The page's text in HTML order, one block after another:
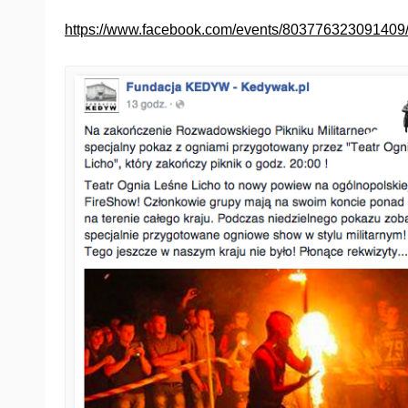
https://www.facebook.com/events/803776323091409/